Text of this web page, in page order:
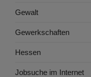
Gewalt
Gewerkschaften
Hessen
Jobsuche im Internet